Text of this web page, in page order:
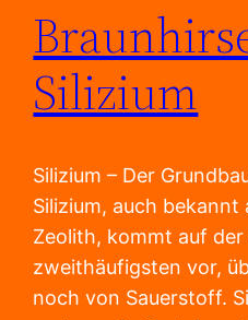
Silizium
Silizium – Der
Silizium, auch bekannt
Zeolith, kommt auf der
zweithäufigsten vor,
noch von Sauerstoff.